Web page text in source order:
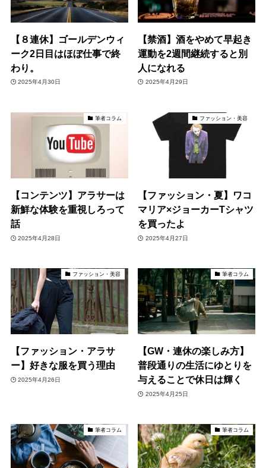
【８連休】ゴールデンウィ
ーク2日目はほぼ仕事で終
わり。
2025年4月30日
【禁酒】酒をやめて早起き
運動を2週間継続すると別
人になれる
2025年4月29日
筆者コラム
【コンテンツ】アラサーは
新鮮な体験を重視しろって
話
2025年4月28日
ファッション・美容
【ファッション・夏】ワコ
マリア×ジョーカーTシャツ
を買ったよ
2025年4月27日
ファッション・美容
【ファッション・アラサ
ー】好きな服を買う理由
2025年4月26日
筆者コラム
【GW・連休の楽しみ方】
普段通りの生活にゆとりを
与えることで休日は輝く
2025年4月25日
筆者コラム 筆者コラム